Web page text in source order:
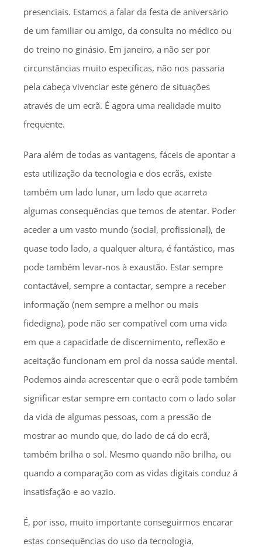
presenciais. Estamos a falar da festa de aniversário
de um familiar ou amigo, da consulta no médico ou
do treino no ginásio. Em janeiro, a não ser por
circunstâncias muito específicas, não nos passaria
pela cabeça vivenciar este género de situações
através de um ecrã. É agora uma realidade muito
frequente.
Para além de todas as vantagens, fáceis de apontar a
esta utilização da tecnologia e dos ecrãs, existe
também um lado lunar, um lado que acarreta
algumas consequências que temos de atentar. Poder
aceder a um vasto mundo (social, profissional), de
quase todo lado, a qualquer altura, é fantástico, mas
pode também levar-nos à exaustão. Estar sempre
contactável, sempre a contactar, sempre a receber
informação (nem sempre a melhor ou mais
fidedigna), pode não ser compatível com uma vida
em que a capacidade de discernimento, reflexão e
aceitação funcionam em prol da nossa saúde mental.
Podemos ainda acrescentar que o ecrã pode também
significar estar sempre em contacto com o lado solar
da vida de algumas pessoas, com a pressão de
mostrar ao mundo que, do lado de cá do ecrã,
também brilha o sol. Mesmo quando não brilha, ou
quando a comparação com as vidas digitais conduz à
insatisfação e ao vazio.
É, por isso, muito importante conseguirmos encarar
estas consequências do uso da tecnologia,